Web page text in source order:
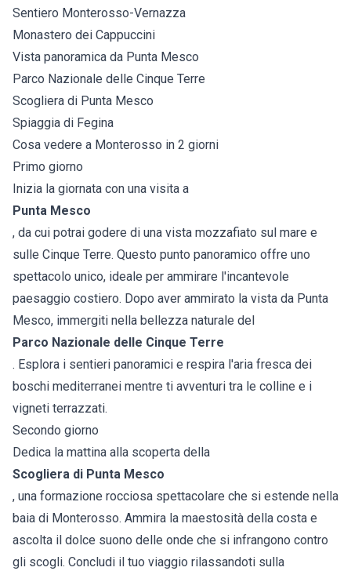
Sentiero Monterosso-Vernazza
Monastero dei Cappuccini
Vista panoramica da Punta Mesco
Parco Nazionale delle Cinque Terre
Scogliera di Punta Mesco
Spiaggia di Fegina
Cosa vedere a Monterosso in 2 giorni
Primo giorno
Inizia la giornata con una visita a
Punta Mesco
, da cui potrai godere di una vista mozzafiato sul mare e
sulle Cinque Terre. Questo punto panoramico offre uno
spettacolo unico, ideale per ammirare l'incantevole
paesaggio costiero. Dopo aver ammirato la vista da Punta
Mesco, immergiti nella bellezza naturale del
Parco Nazionale delle Cinque Terre
. Esplora i sentieri panoramici e respira l'aria fresca dei
boschi mediterranei mentre ti avventuri tra le colline e i
vigneti terrazzati.
Secondo giorno
Dedica la mattina alla scoperta della
Scogliera di Punta Mesco
, una formazione rocciosa spettacolare che si estende nella
baia di Monterosso. Ammira la maestosità della costa e
ascolta il dolce suono delle onde che si infrangono contro
gli scogli. Concludi il tuo viaggio rilassandoti sulla